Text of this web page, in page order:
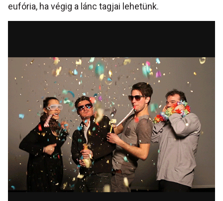
eufória, ha végig a lánc tagjai lehetünk.